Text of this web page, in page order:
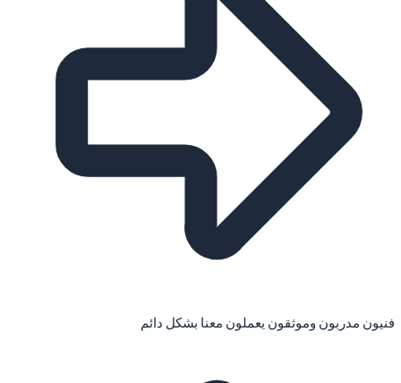
فنيون مدربون وموثقون يعملون معنا بشكل دائم